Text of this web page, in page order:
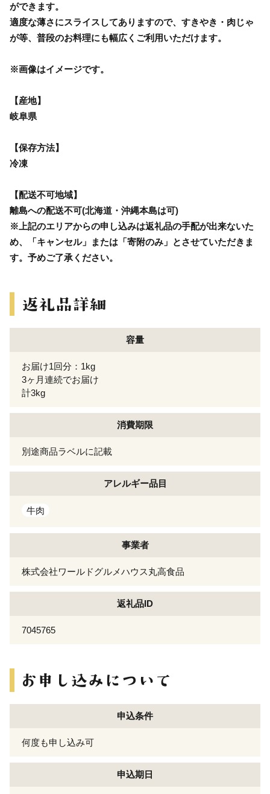
ができます。
適度な薄さにスライスしてありますので、すきやき・肉じゃ
が等、普段のお料理にも幅広くご利用いただけます。
※画像はイメージです。
【産地】
岐阜県
【保存方法】
冷凍
【配送不可地域】
離島への配送不可(北海道・沖縄本島は可)
※上記のエリアからの申し込みは返礼品の手配が出来ないた
め、「キャンセル」または「寄附のみ」とさせていただきま
す。予めご了承ください。
容量
お届け1回分：1kg
3ヶ月連続でお届け
計3kg
消費期限
別途商品ラベルに記載
アレルギー品目
牛肉
事業者
株式会社ワールドグルメハウス丸高食品
返礼品ID
7045765
申込条件
何度も申し込み可
申込期日